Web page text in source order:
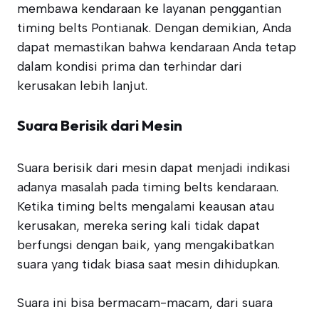
membawa kendaraan ke layanan penggantian
timing belts Pontianak. Dengan demikian, Anda
dapat memastikan bahwa kendaraan Anda tetap
dalam kondisi prima dan terhindar dari
kerusakan lebih lanjut.
Suara Berisik dari Mesin
Suara berisik dari mesin dapat menjadi indikasi
adanya masalah pada timing belts kendaraan.
Ketika timing belts mengalami keausan atau
kerusakan, mereka sering kali tidak dapat
berfungsi dengan baik, yang mengakibatkan
suara yang tidak biasa saat mesin dihidupkan.
Suara ini bisa bermacam-macam, dari suara